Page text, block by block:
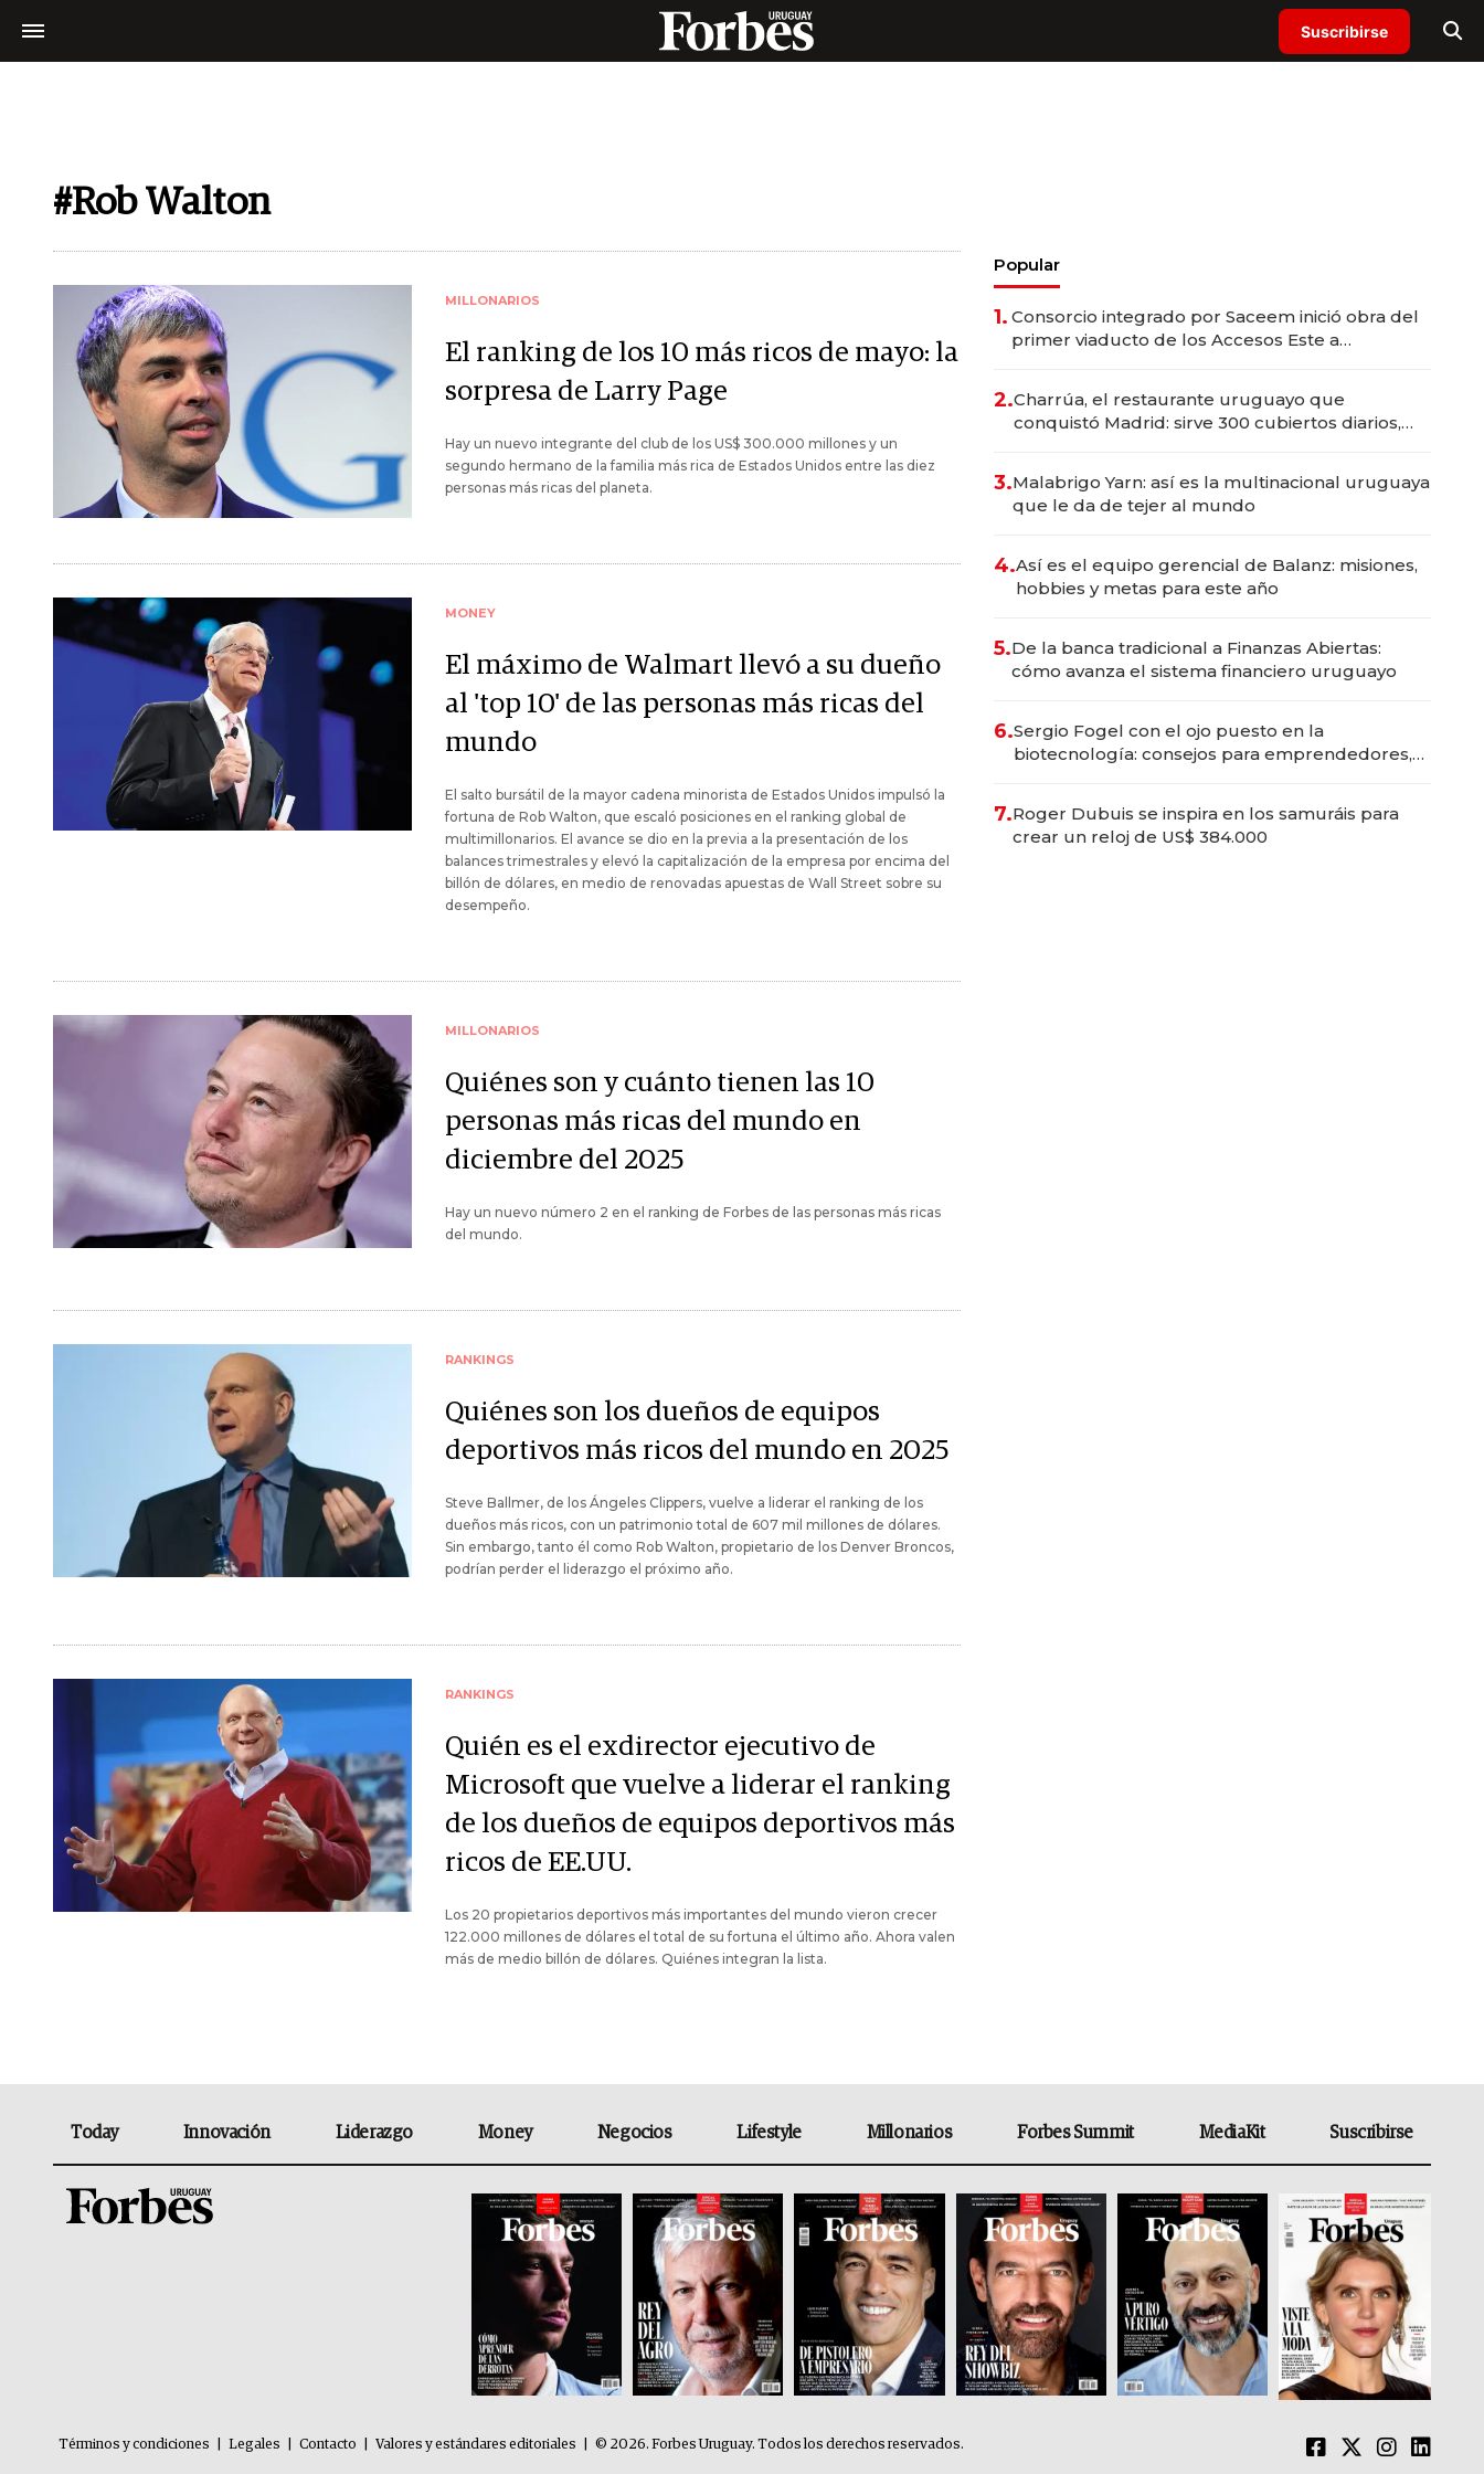
Suscribirse
#Rob Walton
MILLONARIOS
El ranking de los 10 más ricos de mayo: la
sorpresa de Larry Page
Hay un nuevo integrante del club de los US$ 300.000 millones y un
segundo hermano de la familia más rica de Estados Unidos entre las diez
personas más ricas del planeta.
MONEY
El máximo de Walmart llevó a su dueño
al 'top 10' de las personas más ricas del
mundo
El salto bursátil de la mayor cadena minorista de Estados Unidos impulsó la
fortuna de Rob Walton, que escaló posiciones en el ranking global de
multimillonarios. El avance se dio en la previa a la presentación de los
balances trimestrales y elevó la capitalización de la empresa por encima del
billón de dólares, en medio de renovadas apuestas de Wall Street sobre su
desempeño.
MILLONARIOS
Quiénes son y cuánto tienen las 10
personas más ricas del mundo en
diciembre del 2025
Hay un nuevo número 2 en el ranking de Forbes de las personas más ricas
del mundo.
RANKINGS
Quiénes son los dueños de equipos
deportivos más ricos del mundo en 2025
Steve Ballmer, de los Ángeles Clippers, vuelve a liderar el ranking de los
dueños más ricos, con un patrimonio total de 607 mil millones de dólares.
Sin embargo, tanto él como Rob Walton, propietario de los Denver Broncos,
podrían perder el liderazgo el próximo año.
RANKINGS
Quién es el exdirector ejecutivo de
Microsoft que vuelve a liderar el ranking
de los dueños de equipos deportivos más
ricos de EE.UU.
Los 20 propietarios deportivos más importantes del mundo vieron crecer
122.000 millones de dólares el total de su fortuna el último año. Ahora valen
más de medio billón de dólares. Quiénes integran la lista.
Popular
1. Consorcio integrado por Saceem inició obra del
primer viaducto de los Accesos Este a
2.Charrúa, el restaurante uruguayo que
conquistó Madrid: sirve 300 cubiertos diarios,
3.Malabrigo Yarn: así es la multinacional uruguaya
que le da de tejer al mundo
4.Así es el equipo gerencial de Balanz: misiones,
hobbies y metas para este año
5.De la banca tradicional a Finanzas Abiertas:
cómo avanza el sistema financiero uruguayo
6.Sergio Fogel con el ojo puesto en la
biotecnología: consejos para emprendedores,
7.Roger Dubuis se inspira en los samuráis para
crear un reloj de US$ 384.000
Today Innovación Liderazgo Money Negocios Lifestyle Millonarios Forbes Summit MediaKit Suscribirse
Términos y condiciones Legales Contacto Valores y estándares editoriales © 2026. Forbes Uruguay. Todos los derechos reservados.